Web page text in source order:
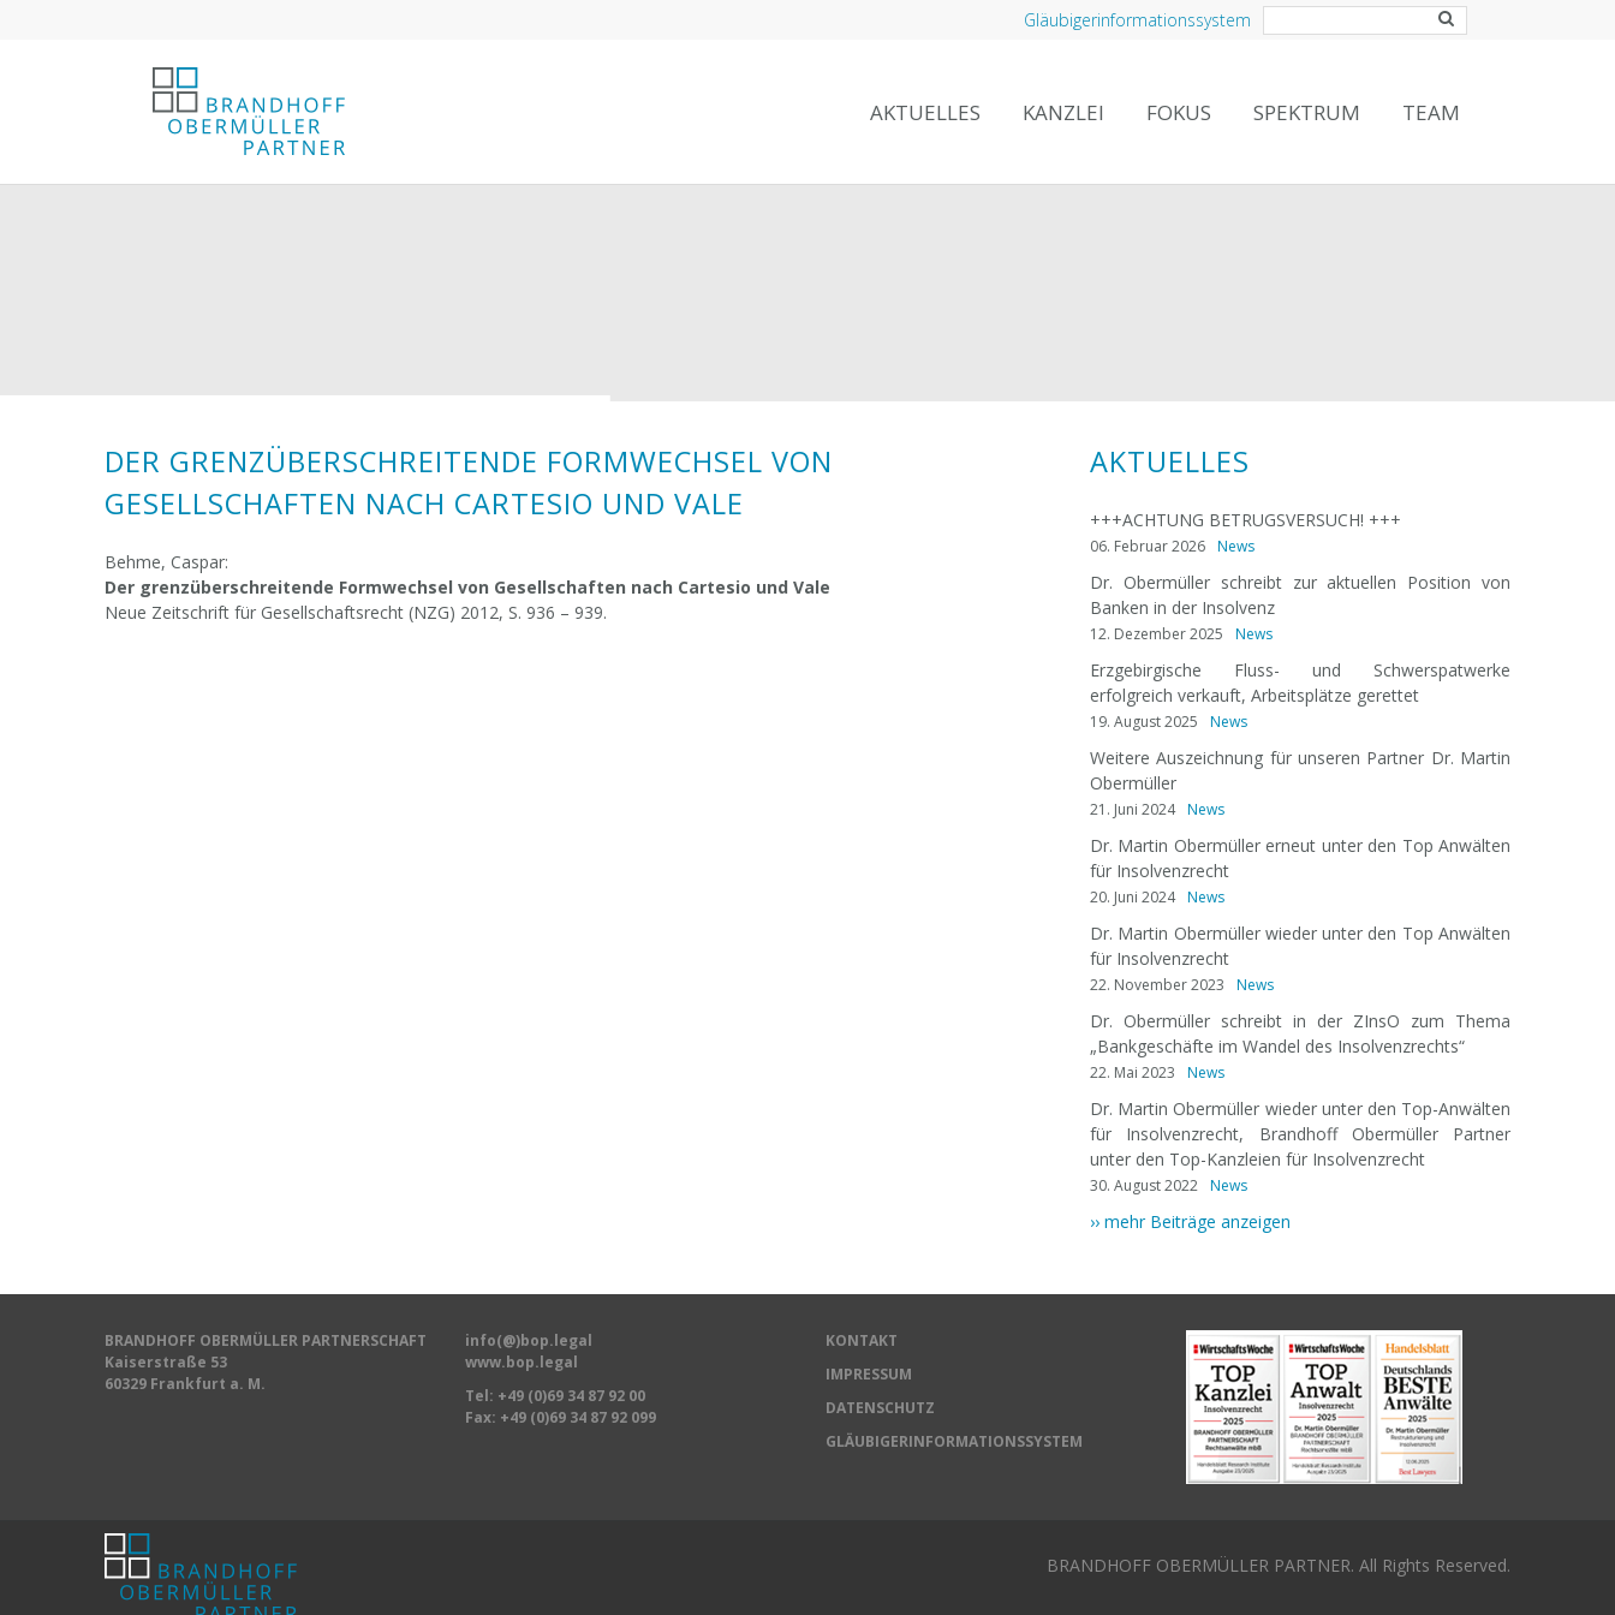
Gläubigerinformationssystem
AKTUELLES KANZLEI FOKUS SPEKTRUM TEAM
DER GRENZÜBERSCHREITENDE FORMWECHSEL VON
GESELLSCHAFTEN NACH CARTESIO UND VALE
Behme, Caspar:
Der grenzüberschreitende Formwechsel von Gesellschaften nach Cartesio und Vale
Neue Zeitschrift für Gesellschaftsrecht (NZG) 2012, S. 936 – 939.
AKTUELLES
+++ACHTUNG BETRUGSVERSUCH! +++
06. Februar 2026 News
Dr. Obermüller schreibt zur aktuellen Position von
Banken in der Insolvenz
12. Dezember 2025 News
Erzgebirgische Fluss- und Schwerspatwerke
erfolgreich verkauft, Arbeitsplätze gerettet
19. August 2025 News
Weitere Auszeichnung für unseren Partner Dr. Martin
Obermüller
21. Juni 2024 News
Dr. Martin Obermüller erneut unter den Top Anwälten
für Insolvenzrecht
20. Juni 2024 News
Dr. Martin Obermüller wieder unter den Top Anwälten
für Insolvenzrecht
22. November 2023 News
Dr. Obermüller schreibt in der ZInsO zum Thema
„Bankgeschäfte im Wandel des Insolvenzrechts“
22. Mai 2023 News
Dr. Martin Obermüller wieder unter den Top-Anwälten
für Insolvenzrecht, Brandhoff Obermüller Partner
unter den Top-Kanzleien für Insolvenzrecht
30. August 2022 News
›› mehr Beiträge anzeigen
BRANDHOFF OBERMÜLLER PARTNERSCHAFT
Kaiserstraße 53
60329 Frankfurt a. M.
info(@)bop.legal
www.bop.legal
Tel: +49 (0)69 34 87 92 00
Fax: +49 (0)69 34 87 92 099
KONTAKT
IMPRESSUM
DATENSCHUTZ
GLÄUBIGERINFORMATIONSSYSTEM
BRANDHOFF OBERMÜLLER PARTNER. All Rights Reserved.